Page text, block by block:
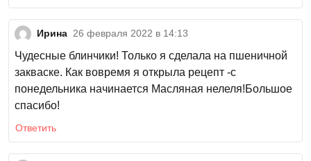
Ирина 26 февраля 2022 в 14:13
Чудесные блинчики! Только я сделала на пшеничной
закваске. Как вовремя я открыла рецепт -с
понедельника начинается Масляная нелеля!Большое
спасибо!
Ответить